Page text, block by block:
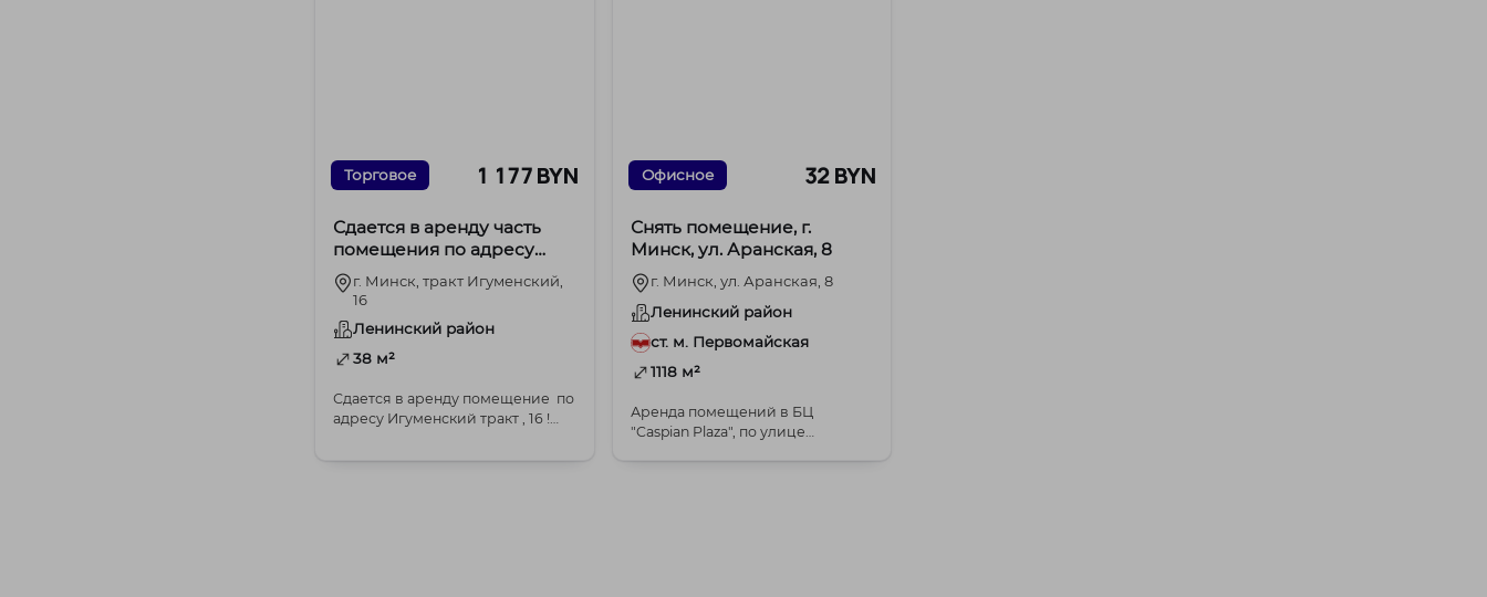
Торговое 1 177 BYN
Сдается в аренду часть
помещения по адресу
Игуменский тракт 16!
г. Минск, тракт Игуменский,
16
Ленинский район
38 м²
Сдается в аренду помещение по
адресу Игуменский тракт , 16 !
Офисное 32 BYN
Снять помещение, г.
Минск, ул. Аранская, 8
г. Минск, ул. Аранская, 8
Ленинский район
ст. м. Первомайская
1118 м²
Аренда помещений в БЦ
"Caspian Plaza", по улице